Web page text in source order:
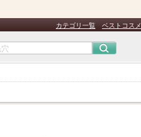
カテゴリ一覧 ベストコスメ